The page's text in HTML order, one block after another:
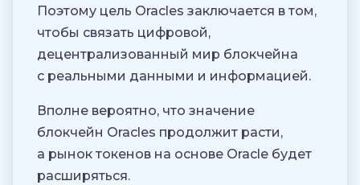
Поэтому цель Oracles заключается в том,
чтобы связать цифровой,
децентрализованный мир блокчейна
с реальными данными и информацией.
Вполне вероятно, что значение
блокчейн Oracles продолжит расти,
а рынок токенов на основе Oracle будет
расширяться.